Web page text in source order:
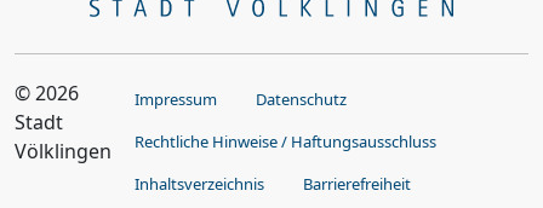
© 2026
Stadt
Völklingen
Impressum
Datenschutz
Rechtliche Hinweise / Haftungsausschluss
Inhaltsverzeichnis
Barrierefreiheit